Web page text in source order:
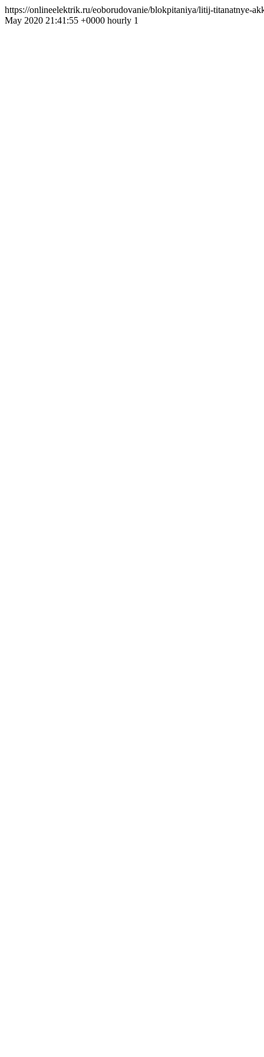
https://onlineelektrik.ru/eoborudovanie/blokpitaniya/litij-titanatnye-
May 2020 21:41:55 +0000 hourly 1